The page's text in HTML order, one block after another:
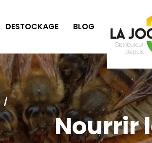
DESTOCKAGE BLOG IDÉES
Nourrir